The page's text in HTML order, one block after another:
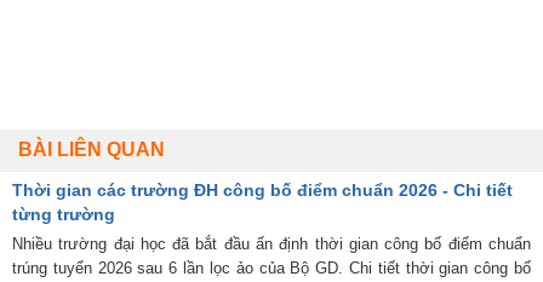
BÀI LIÊN QUAN
Thời gian các trường ĐH công bố điểm chuẩn 2026 - Chi tiết
từng trường
Nhiều trường đại học đã bắt đầu ấn định thời gian công bố điểm chuẩn
trúng tuyển 2026 sau 6 lần lọc ảo của Bộ GD. Chi tiết thời gian công bố